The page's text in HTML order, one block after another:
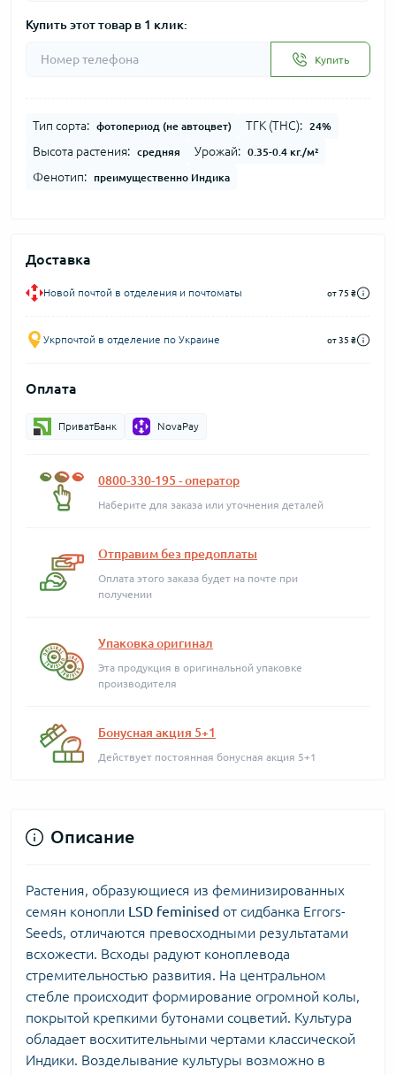
Купить этот товар в 1 клик:
Купить
Тип сорта: фотопериод (не автоцвет) ТГК (THC): 24%
Высота растения: средняя Урожай: 0.35-0.4 кг./м²
Фенотип: преимущественно Индика
Доставка
Новой почтой в отделения и почтоматы от 75 ₴
Укрпочтой в отделение по Украине от 35 ₴
Оплата
ПриватБанк NovaPay
0800-330-195 - оператор
Наберите для заказа или уточнения деталей
Отправим без предоплаты
Оплата этого заказа будет на почте при
получении
Упаковка оригинал
Эта продукция в оригинальной упаковке
производителя
Бонусная акция 5+1
Действует постоянная бонусная акция 5+1
Описание
Растения, образующиеся из феминизированных
семян конопли LSD feminised от сидбанка Errors-
Seeds, отличаются превосходными результатами
всхожести. Всходы радуют коноплевода
стремительностью развития. На центральном
стебле происходит формирование огромной колы,
покрытой крепкими бутонами соцветий. Культура
обладает восхитительными чертами классической
Индики. Возделывание культуры возможно в